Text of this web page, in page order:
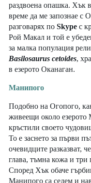
раздвоена опашка. Хък
време да ме запознае с
разговарях по Skype с
Рой Макал и той е
за малка популация
Basilosaurus cetoides,
в езерото Оканаган.
Манипого
Подобно на Огопого,
живеещи около езерото
кръстили своето
То е заснето за първи
очевидците разказват,
глава, тъмна кожа и три
Според Хък обаче
Манипого са седем и